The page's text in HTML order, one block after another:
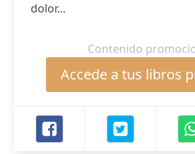
dolor...
Contenido
Accede a tus libros